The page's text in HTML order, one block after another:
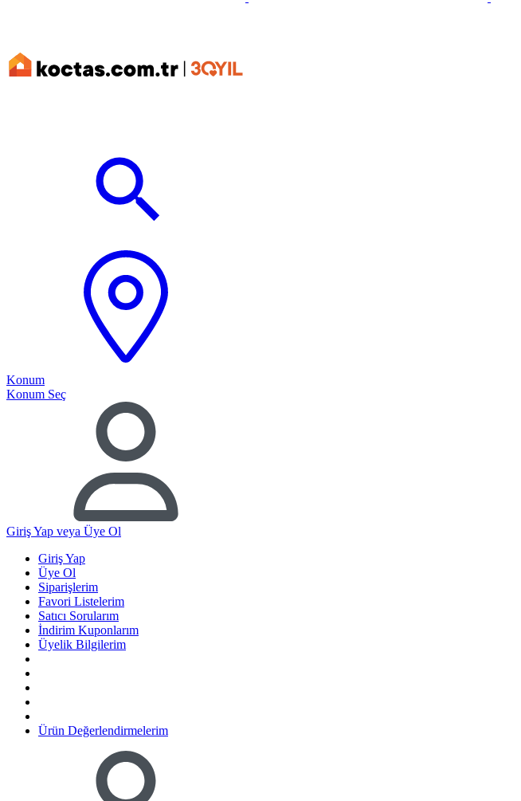
Konum
Konum Seç
Giriş Yap veya Üye Ol
Giriş Yap
Üye Ol
Siparişlerim
Favori Listelerim
Satıcı Sorularım
İndirim Kuponlarım
Üyelik Bilgilerim
Ürün Değerlendirmelerim